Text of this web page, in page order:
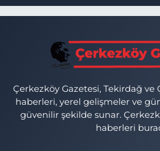
Çerkezköy Gazetesi, Tekirdağ ve
haberleri, yerel gelişmeler ve
güvenilir şekilde sunar.
haberleri